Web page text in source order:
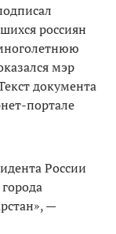
россиян
мэр
документа
портале
России
—